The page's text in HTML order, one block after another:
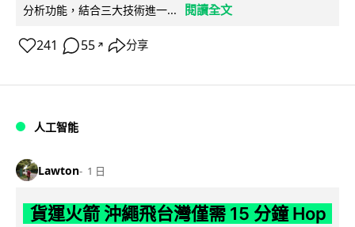
分析功能，結合三大技術進一...
閱讀全文
241 55 ↗ 分享
人工智能
Lawton 1 日
貨運火箭 沖繩飛台灣僅需 15 分鐘 Hop